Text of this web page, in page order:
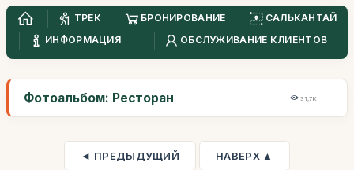
ТРЕК БРОНИРОВАНИЕ
САЛЬКАНТАЙ
ИНФОРМАЦИЯ
ОБСЛУЖИВАНИЕ КЛИЕНТОВ
Фотоальбом: Ресторан 31,7K
◄ ПРЕДЫДУЩИЙ НАВЕРХ ▲